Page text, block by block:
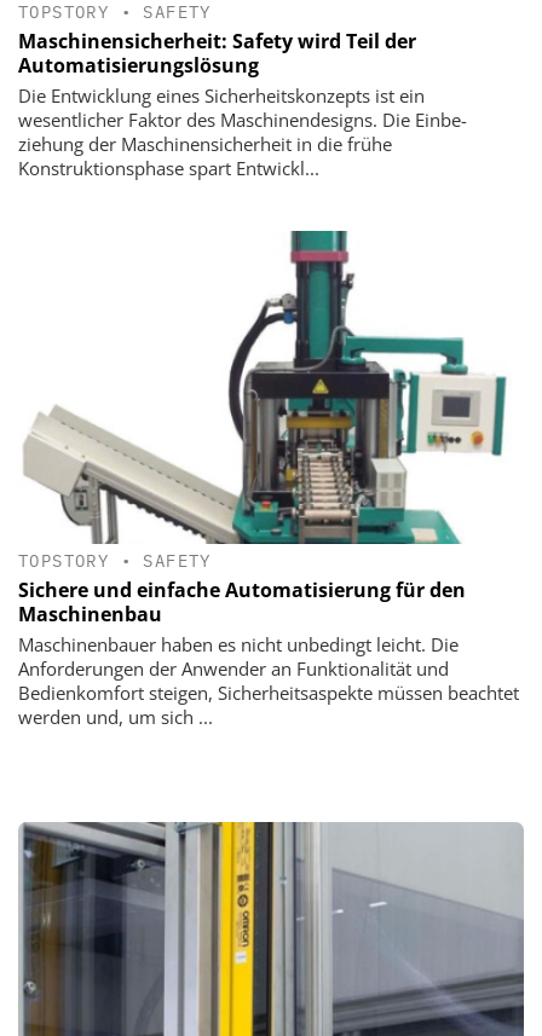
TOPSTORY • SAFETY
Maschinensicherheit: Safety wird Teil der
Automatisierungslösung
Die Entwicklung eines Sicherheitskonzepts ist ein
wesentlicher Faktor des Maschinendesigns. Die Einbe­
ziehung der Maschinensicherheit in die frühe
Konstruktionsphase spart Entwickl...
TOPSTORY • SAFETY
Sichere und einfache Automatisierung für den
Maschinenbau
Maschinenbauer haben es nicht ­unbedingt leicht. Die
Anforderungen der Anwender an Funktionalität und
Bedienkomfort steigen, Sicherheitsaspekte müssen beachtet
werden und, um sich ...